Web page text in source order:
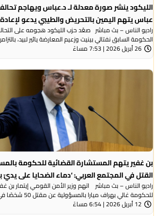
الليكود ينشر صورة معدلة لـ د.عباس ويهاجم
عباس يتهم اليمين بالتحريض والطيبي يدعو لإعادة
راديو الناس – بث مباشر صعّد حزب الليكود هجومه على
الحكومة السابق نفتالي بينيت وزعيم المعارضة يائير لبيد،
26 أبريل 2026 | 7:53 مساءً
بن غفير يتهم المستشارة القضائية للحكومة
القتل في المجتمع العربي: ‘دماء الضحايا على يديّ
راديو الناس – بث مباشر اتهم وزير الأمن القومي إيتمار بن
للحكومة غالي بهراف ميارا بالمسؤولية عن مقتل 50 شخصًا في المجتمع ...
12 أبريل 2026 | 6:54 مساءً